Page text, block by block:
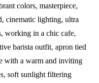
colors, masterpiece,
cinematic lighting, ultra
working in a chic cafe,
barista outfit, apron tied
with a warm and inviting
soft sunlight filtering